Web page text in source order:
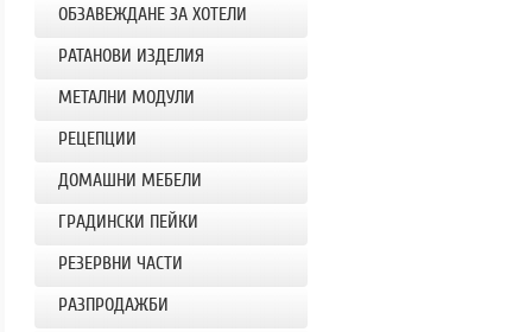
ОБЗАВЕЖДАНЕ ЗА ХОТЕЛИ
РАТАНОВИ ИЗДЕЛИЯ
МЕТАЛНИ МОДУЛИ
РЕЦЕПЦИИ
ДОМАШНИ МЕБЕЛИ
ГРАДИНСКИ ПЕЙКИ
РЕЗЕРВНИ ЧАСТИ
РАЗПРОДАЖБИ